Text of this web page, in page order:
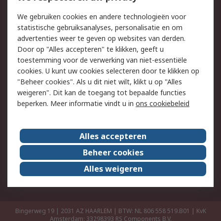
Track & Trace
Wettelijk
Cookiebeleid
Email veiligheid
Privacybeleid
Websitevoorwaarden
Algemene
verkoopvoorwaarden
Over RS
RS Group
Over ons
RS wereldwijd
Werken bij RS
ESG
Bingerweg 19 | 2031 AZ HAARLEM | BTW: NL 806 558 519.B01 | KvK
Amsterdam: 33298393 RS Components B.V.
We gebruiken cookies en andere technologieën voor
statistische gebruiksanalyses, personalisatie en om
advertenties weer te geven op websites van derden.
Door op "Alles accepteren" te klikken, geeft u
toestemming voor de verwerking van niet-essentiële
cookies. U kunt uw cookies selecteren door te klikken op
"Beheer cookies". Als u dit niet wilt, klikt u op "Alles
weigeren". Dit kan de toegang tot bepaalde functies
beperken. Meer informatie vindt u in ons cookiebeleid
Alles accepteren
Beheer cookies
Alles weigeren